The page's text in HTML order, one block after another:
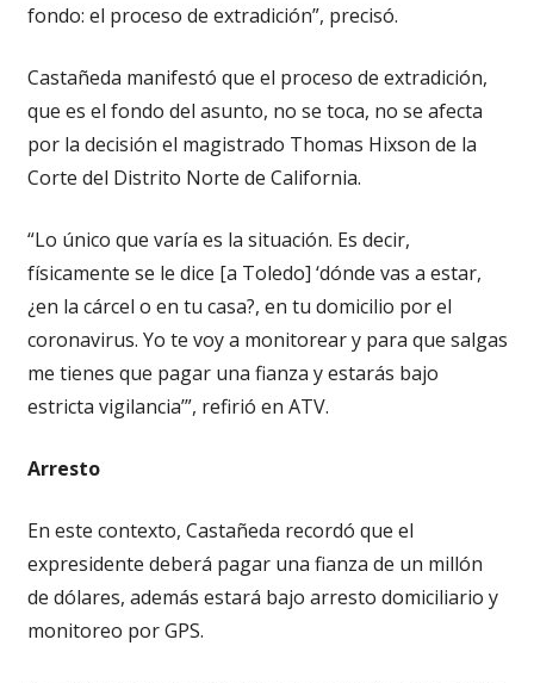
fondo: el proceso de extradición”, precisó.
Castañeda manifestó que el proceso de extradición,
que es el fondo del asunto, no se toca, no se afecta
por la decisión el magistrado Thomas Hixson de la
Corte del Distrito Norte de California.
“Lo único que varía es la situación. Es decir,
físicamente se le dice [a Toledo] ‘dónde vas a estar,
¿en la cárcel o en tu casa?, en tu domicilio por el
coronavirus. Yo te voy a monitorear y para que salgas
me tienes que pagar una fianza y estarás bajo
estricta vigilancia’”, refirió en ATV.
Arresto
En este contexto, Castañeda recordó que el
expresidente deberá pagar una fianza de un millón
de dólares, además estará bajo arresto domiciliario y
monitoreo por GPS.